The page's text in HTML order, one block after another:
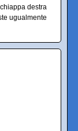
destra
ugualmente